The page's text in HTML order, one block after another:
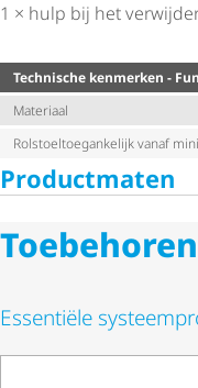
1 × hulp bij het
Technische kenmerken -
Materiaal
Rolstoel­toe­gan­ke­lijk vanaf
Productmaten
Toebehoren
Essentiële